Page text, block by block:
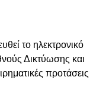
το ηλεκτρονικό
Δικτύωσης και
προτάσεις